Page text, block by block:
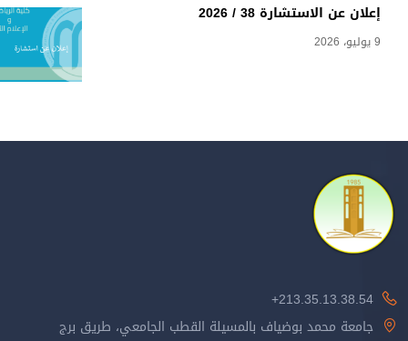
إعلان عن الاستشارة 38 / 2026
9 يوليو، 2026
213.35.13.38.54+
جامعة محمد بوضياف بالمسيلة القطب الجامعي، طريق برج